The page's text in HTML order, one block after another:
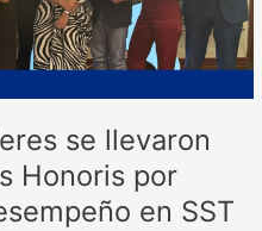
se llevaron
Honoris por
en SST